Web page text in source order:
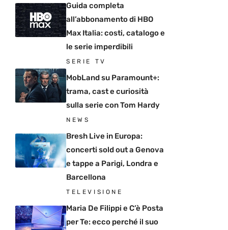
Guida completa
all’abbonamento di HBO
Max Italia: costi, catalogo e
le serie imperdibili
SERIE TV
MobLand su Paramount+:
trama, cast e curiosità
sulla serie con Tom Hardy
NEWS
Bresh Live in Europa:
concerti sold out a Genova
e tappe a Parigi, Londra e
Barcellona
TELEVISIONE
Maria De Filippi e C’è Posta
per Te: ecco perché il suo